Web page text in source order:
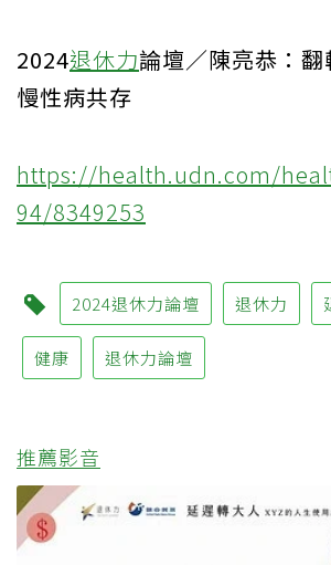
2024退休力論壇／陳亮恭：
慢性病共存
https://health.udn.com/
94/8349253
2024退休力論壇 退休力
健康 退休力論壇
推薦影音